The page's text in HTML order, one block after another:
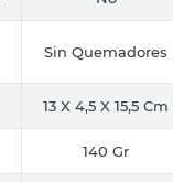
Sin Quemadores
13 X 4,5 X 15,5 Cm
140 Gr